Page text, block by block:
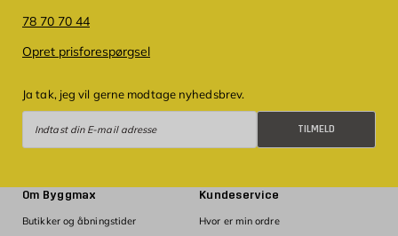
78 70 70 44
Opret prisforespørgsel
Ja tak, jeg vil gerne modtage nyhedsbrev.
TILMELD
Om Byggmax
Butikker og åbningstider
Kundeservice
Hvor er min ordre